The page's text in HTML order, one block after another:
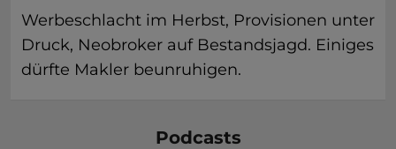
Werbeschlacht im Herbst, Provisionen unter
Druck, Neobroker auf Bestandsjagd. Einiges
dürfte Makler beunruhigen.
Podcasts